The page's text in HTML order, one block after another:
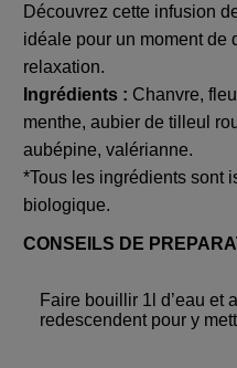
Découvrez cette infusion
idéale pour un moment de
relaxation.
Ingrédients : Chanvre,
menthe, aubier de tilleul
aubépine, valérianne.
*Tous les ingrédients sont
biologique.
CONSEILS DE
Faire bouillir 1l d’eau et
redescendent pour y